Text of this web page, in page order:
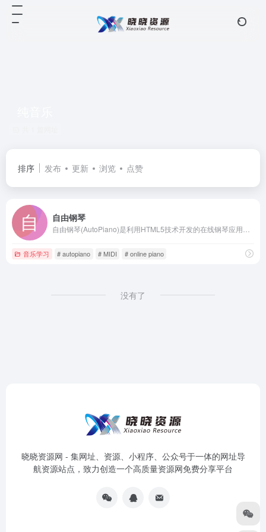
排序 发布 更新 浏览 点赞
自由钢琴
音乐学习 # autopiano # MIDI # online piano
没有了
晓晓资源网 - 集网址、资源、小程序、公众号于一体的网址导
航资源站点，致力创造一个高质量资源网免费分享平台